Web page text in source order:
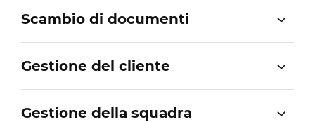
Scambio di documenti
Gestione del cliente
Gestione della squadra